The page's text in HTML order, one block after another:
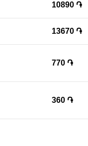
10890 ֏
13670 ֏
770 ֏
360 ֏